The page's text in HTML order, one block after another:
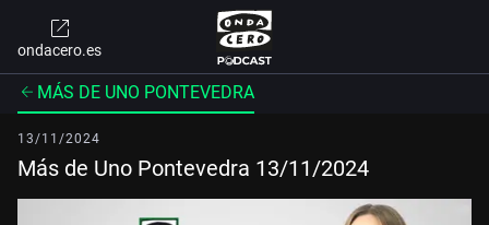
ondacero.es
MÁS DE UNO PONTEVEDRA
13/11/2024
Más de Uno Pontevedra 13/11/2024